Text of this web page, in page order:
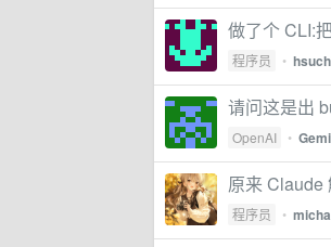
做了个 CLI:
程序员 •
请问这是出
OpenAI •
原来 Claude
程序员 •